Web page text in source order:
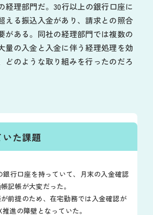
経理部門だ。30行以上の銀行口座に
える振込入金があり、請求との照合
がある。同社の経理部門では複数の
量の入金と入金に伴う経理処理を効
どのような取り組みを行ったのだろ
た課題
銀行口座を持っていて、月末の入金確認
記帳が大変だった。
前提のため、在宅勤務では入金確認が
推進の障壁となっていた。